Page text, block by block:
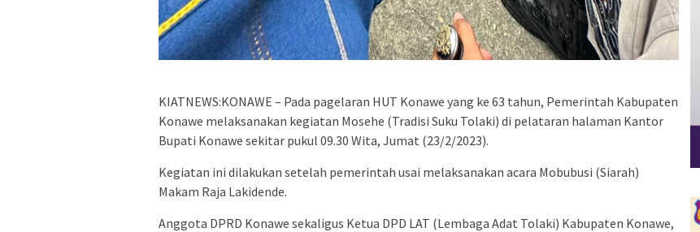
KIATNEWS:KONAWE – Pada pagelaran HUT Konawe yang ke 63 tahun, Pemerintah Kabupaten
Konawe melaksanakan kegiatan Mosehe (Tradisi Suku Tolaki) di pelataran halaman Kantor
Bupati Konawe sekitar pukul 09.30 Wita, Jumat (23/2/2023).
Kegiatan ini dilakukan setelah pemerintah usai melaksanakan acara Mobubusi (Siarah)
Makam Raja Lakidende.
Anggota DPRD Konawe sekaligus Ketua DPD LAT (Lembaga Adat Tolaki) Kabupaten Konawe,